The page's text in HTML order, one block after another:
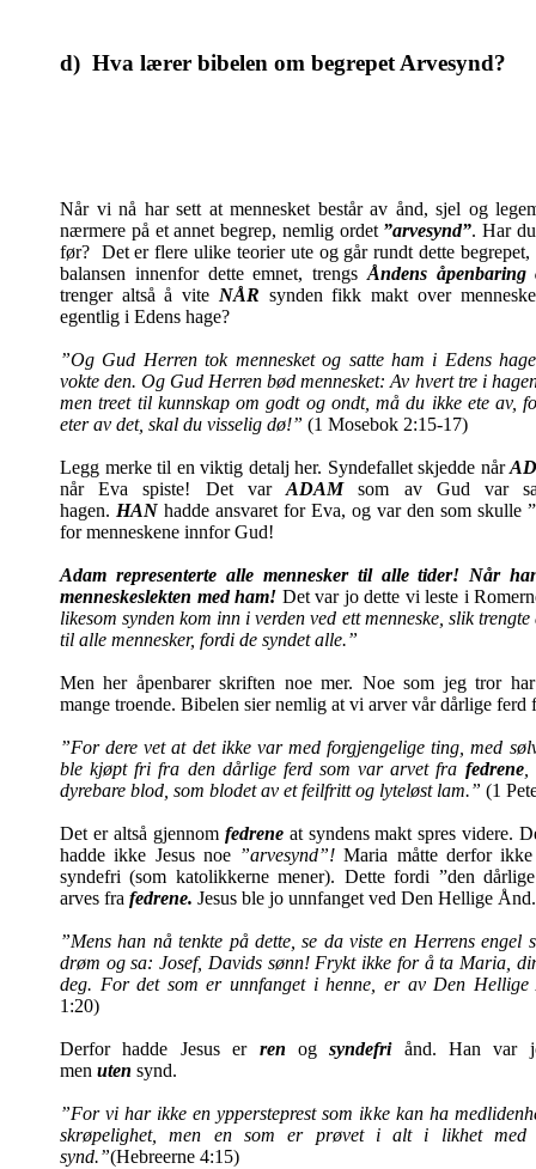
d) Hva lærer bibelen om begrepet Arvesynd?
Nårvi nå har sett at mennesket består av ånd, sjel og
nærmere på et annet begrep, nemlig ordet ”arvesynd”. Har
før? Det er flere ulike teorier ute og går rundt dette begrepet,
balansen innenfor dette emnet, trengsÅndens
trenger altså å vite NÅR synden fikk makt over
egentlig i Edens hage?
”Og Gud Herren tok mennesket og satte ham i Edens
vokte den. Og Gud Herren bød mennesket: Av hvert tre i
men treet til kunnskap om godt og ondt, må du ikke ete av,
eter av det, skal du visselig dø!” (1 Mosebok 2:15-17)
Legg merke til en viktig detalj her. Syndefallet skjedde når
når Eva spiste! Det varADAMsom av Gud var
hagen. HAN hadde ansvaret for Eva, og var den som skulle
for menneskene innfor Gud!
Adam representerte alle mennesker til alle tider! Når
menneskeslekten med ham! Det var jo dette vi leste i
likesom synden kom inn i verden ved ett menneske, slik
til alle mennesker, fordi de syndet alle.”
Men her åpenbarer skriften noe mer. Noe som jeg tror
mange troende. Bibelen sier nemlig at vi arver vår dårlige ferd
”For dere vet at det ikke var med forgjengelige ting, med
ble kjøpt fri fra den dårlige ferd som var arvet fra fedrene,
dyrebare blod, som blodet av et feilfritt og lyteløst lam.” (1
Det er altså gjennom fedreneat syndens makt spres videre.
hadde ikke Jesus noe ”arvesynd”! Maria måtte derfor
syndefri (som katolikkerne mener). Dette fordi ”den
arves fra fedrene. Jesus ble jo unnfanget ved Den Hellige Ånd.
”Mens han nå tenkte på dette, se da viste en Herrens engel
drøm og sa: Josef, Davids sønn! Frykt ikke for å ta Maria,
deg. For det som er unnfanget i henne, er av Den
1:20)
Derfor hadde Jesus er ren ogsyndefri ånd. Han var
men uten synd.
”For vi har ikke en yppersteprest som ikke kan ha
skrøpelighet, men en som er prøvet i alt i likhet med
synd.”(Hebreerne 4:15)